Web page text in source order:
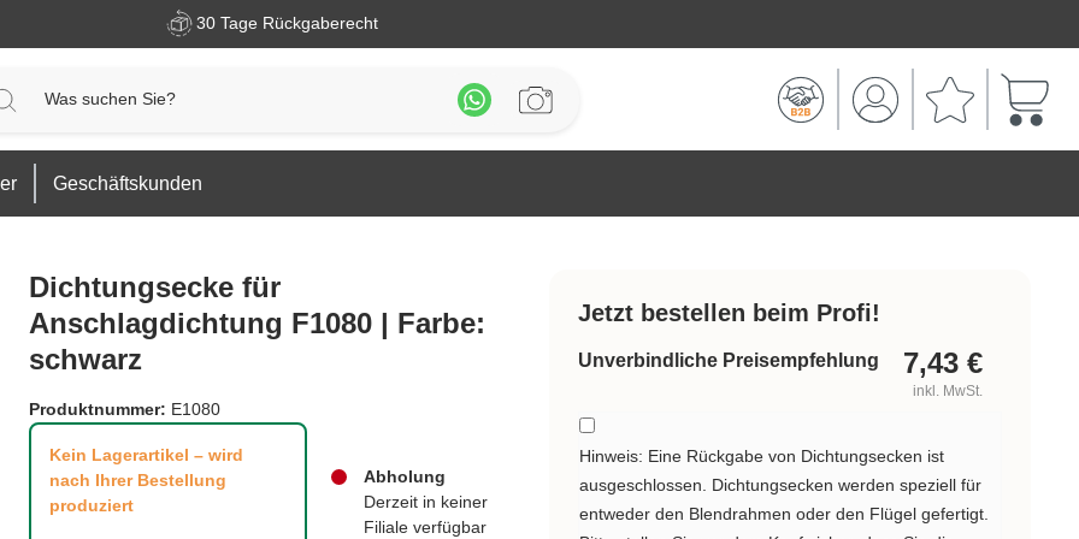
30 Tage Rückgaberecht
Geschäftskunden
Dichtungsecke für
Anschlagdichtung F1080 | Farbe:
schwarz
Produktnummer: E1080
Kein Lagerartikel – wird
nach Ihrer Bestellung
produziert
Abholung
Derzeit in keiner
Filiale verfügbar
Jetzt bestellen beim Profi!
Unverbindliche Preisempfehlung 7,43 €
inkl. MwSt.
Hinweis: Eine Rückgabe von Dichtungsecken ist
ausgeschlossen. Dichtungsecken werden speziell für
entweder den Blendrahmen oder den Flügel gefertigt.